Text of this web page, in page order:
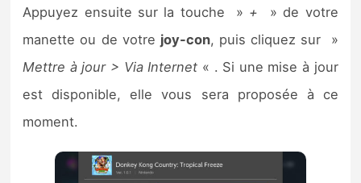
Appuyez ensuite sur la touche » + » de votre
manette ou de votre joy-con, puis cliquez sur »
Mettre à jour > Via Internet « . Si une mise à jour
est disponible, elle vous sera proposée à ce
moment.